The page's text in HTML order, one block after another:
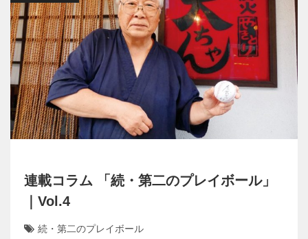
連載コラム 「続・第二のプレイボール」
｜Vol.4
続・第二のプレイボール